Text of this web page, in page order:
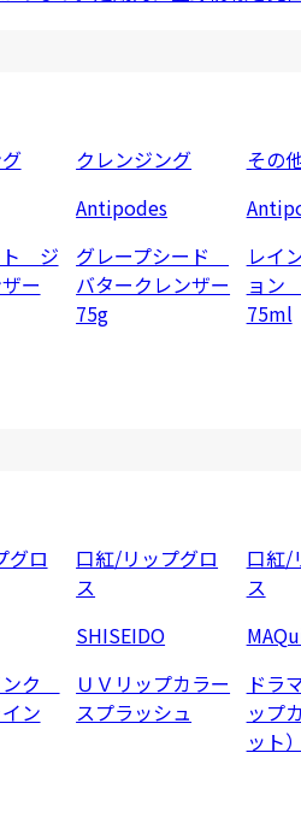
ト ジ
ー
クレンジング
Antipodes
グレープシード
バタークレンザー
75g
その
レイ
ョン
75ml
グロ
ンク
ン
口紅/リップグロ
ス
SHISEIDO
ＵＶリップカラー
スプラッシュ
口紅/
ス
ドラ
ップ
ット）